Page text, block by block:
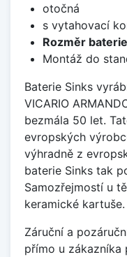
otočná
s vytahovací
Rozměr
Montáž do
Baterie Sinks
VICARIO
bezmála 50 let.
evropských
výhradně z
baterie Sinks tak
Samozřejmostí u
keramické kartuše.
Záruční a
přímo u zákazníka